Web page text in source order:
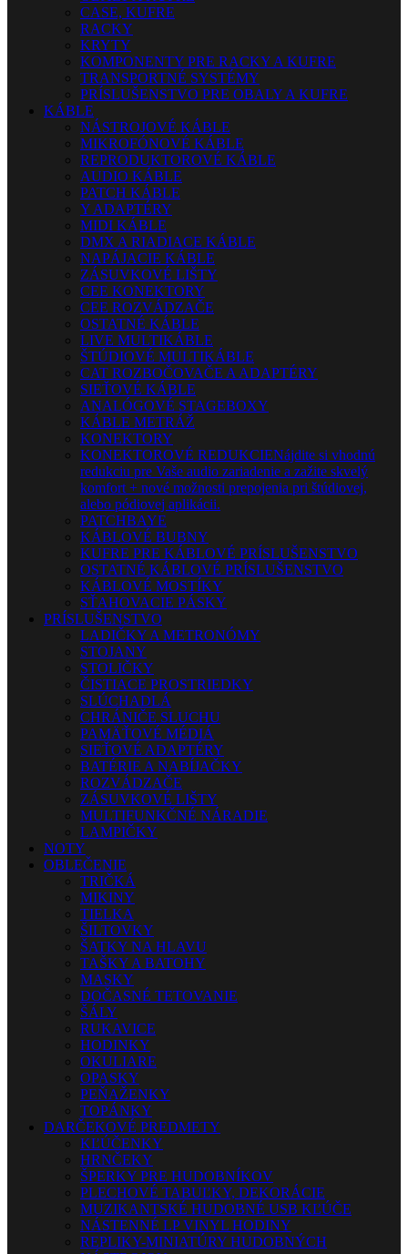
CASE, KUFRE
RACKY
KRYTY
KOMPONENTY PRE RACKY A KUFRE
TRANSPORTNÉ SYSTÉMY
PRÍSLUŠENSTVO PRE OBALY A KUFRE
KÁBLE
NÁSTROJOVÉ KÁBLE
MIKROFÓNOVÉ KÁBLE
REPRODUKTOROVÉ KÁBLE
AUDIO KÁBLE
PATCH KÁBLE
Y ADAPTÉRY
MIDI KÁBLE
DMX A RIADIACE KÁBLE
NAPÁJACIE KÁBLE
ZÁSUVKOVÉ LIŠTY
CEE KONEKTORY
CEE ROZVÁDZAČE
OSTATNÉ KÁBLE
LIVE MULTIKÁBLE
ŠTÚDIOVÉ MULTIKÁBLE
CAT ROZBOČOVAČE A ADAPTÉRY
SIEŤOVÉ KÁBLE
ANALÓGOVÉ STAGEBOXY
KÁBLE METRÁŽ
KONEKTORY
KONEKTOROVÉ REDUKCIENájdite si vhodnú
redukciu pre Vaše audio zariadenie a zažite skvelý
komfort + nové možnosti prepojenia pri štúdiovej,
alebo pódiovej aplikácii.
PATCHBAYE
KÁBLOVÉ BUBNY
KUFRE PRE KÁBLOVÉ PRÍSLUŠENSTVO
OSTATNÉ KÁBLOVÉ PRÍSLUŠENSTVO
KÁBLOVÉ MOSTÍKY
SŤAHOVACIE PÁSKY
PRÍSLUŠENSTVO
LADIČKY A METRONÓMY
STOJANY
STOLIČKY
ČISTIACE PROSTRIEDKY
SLÚCHADLÁ
CHRÁNIČE SLUCHU
PAMÄŤOVÉ MÉDIÁ
SIEŤOVÉ ADAPTÉRY
BATÉRIE A NABÍJAČKY
ROZVÁDZAČE
ZÁSUVKOVÉ LIŠTY
MULTIFUNKČNÉ NÁRADIE
LAMPIČKY
NOTY
OBLEČENIE
TRIČKÁ
MIKINY
TIELKA
ŠILTOVKY
ŠATKY NA HLAVU
TAŠKY A BATOHY
MASKY
DOČASNÉ TETOVANIE
ŠÁLY
RUKAVICE
HODINKY
OKULIARE
OPASKY
PEŇAŽENKY
TOPÁNKY
DARČEKOVÉ PREDMETY
KĽÚČENKY
HRNČEKY
ŠPERKY PRE HUDOBNÍKOV
PLECHOVÉ TABUĽKY, DEKORÁCIE
MUZIKANTSKÉ HUDOBNÉ USB KĽÚČE
NÁSTENNÉ LP VINYL HODINY
REPLIKY-MINIATÚRY HUDOBNÝCH